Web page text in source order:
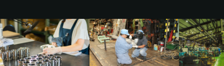
宮崎エリア
鹿児島エリア
沖縄エリア